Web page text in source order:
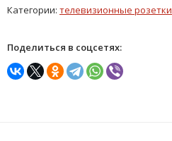
Категории: телевизионные розетки
Поделиться в соцсетях: